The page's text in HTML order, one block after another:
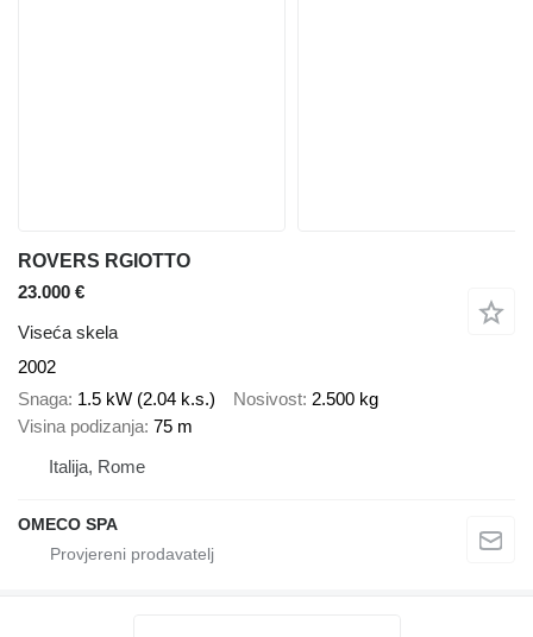
ROVERS RGIOTTO
23.000 €
Viseća skela
2002
Snaga 1.5 kW (2.04 k.s.) Nosivost 2.500 kg
Visina podizanja 75 m
Italija, Rome
OMECO SPA